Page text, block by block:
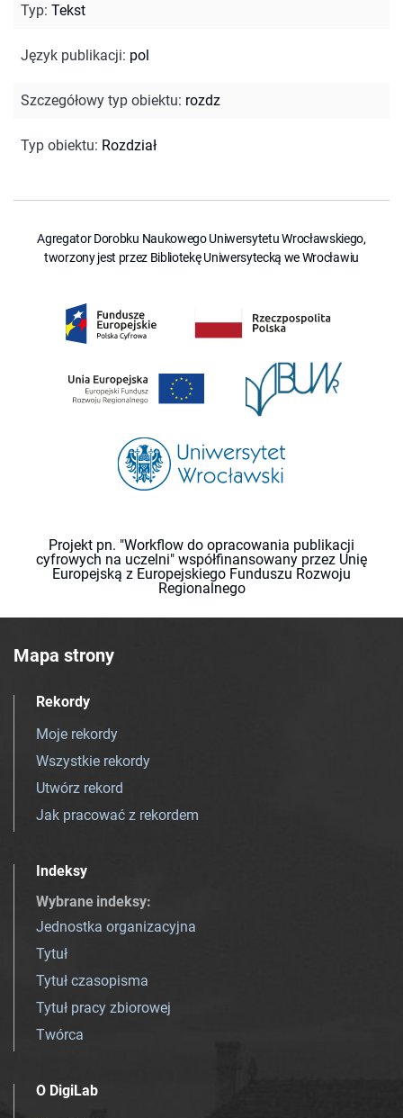
Typ: Tekst
Język publikacji: pol
Szczegółowy typ obiektu: rozdz
Typ obiektu: Rozdział
Agregator Dorobku Naukowego Uniwersytetu Wrocławskiego,
tworzony jest przez Bibliotekę Uniwersytecką we Wrocławiu
Projekt pn. "Workflow do opracowania publikacji
cyfrowych na uczelni" współfinansowany przez Unię
Europejską z Europejskiego Funduszu Rozwoju
Regionalnego
Mapa strony
Rekordy
Moje rekordy
Wszystkie rekordy
Utwórz rekord
Jak pracować z rekordem
Indeksy
Wybrane indeksy:
Jednostka organizacyjna
Tytuł
Tytuł czasopisma
Tytuł pracy zbiorowej
Twórca
O DigiLab